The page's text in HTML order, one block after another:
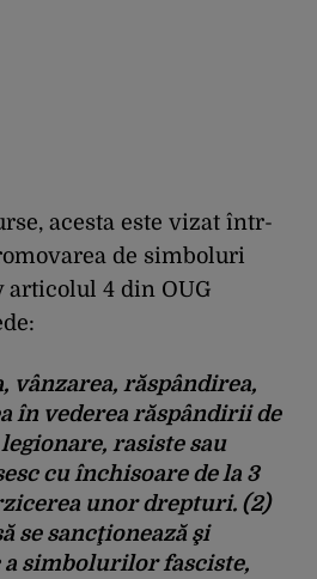
acesta este vizat într-
de simboluri
articolul 4 din OUG
vânzarea, răspândirea,
în vederea răspândirii de
rasiste sau
cu închisoare de la 3
unor drepturi. (2)
se sancţionează şi
simbolurilor fasciste,